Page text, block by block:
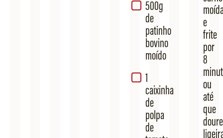
500g
de
patinho
bovino
moído
1
caixinha
de
polpa
de
e
frite
por
8
ou
até
que
doure